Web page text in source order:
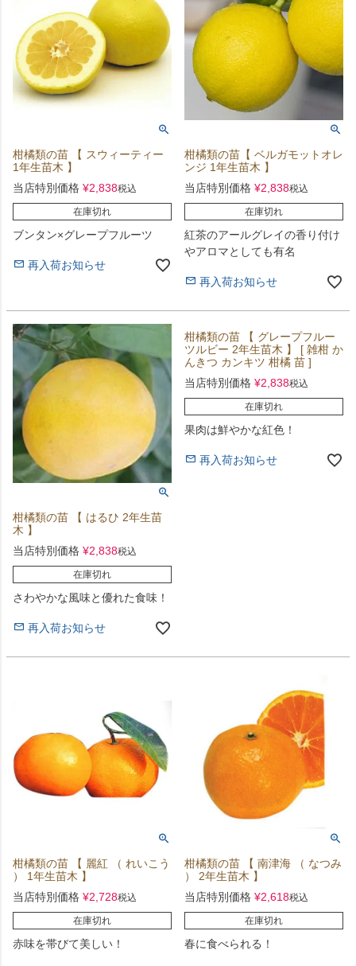
柑橘類の苗 【 スウィーティー
1年生苗木 】
当店特別価格 ¥2,838税込
在庫切れ
ブンタン×グレープフルーツ
再入荷お知らせ
柑橘類の苗【 ベルガモットオレ
ンジ 1年生苗木 】
当店特別価格 ¥2,838税込
在庫切れ
紅茶のアールグレイの香り付け
やアロマとしても有名
再入荷お知らせ
柑橘類の苗 【 はるひ 2年生苗
木 】
当店特別価格 ¥2,838税込
在庫切れ
さわやかな風味と優れた食味！
再入荷お知らせ
柑橘類の苗 【 グレープフルー
ツルビー 2年生苗木 】 [ 雑柑 か
んきつ カンキツ 柑橘 苗 ]
当店特別価格 ¥2,838税込
在庫切れ
果肉は鮮やかな紅色！
再入荷お知らせ
柑橘類の苗 【 麗紅 （ れいこう
） 1年生苗木 】
当店特別価格 ¥2,728税込
在庫切れ
赤味を帯びて美しい！
柑橘類の苗 【 南津海 （ なつみ
） 2年生苗木 】
当店特別価格 ¥2,618税込
在庫切れ
春に食べられる！